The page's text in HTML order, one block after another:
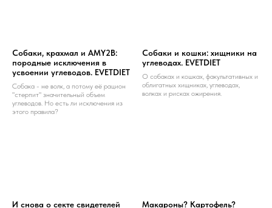
Собаки, крахмал и AMY2B:
породные исключения в
усвоении углеводов. EVETDIET
Собака - не волк, а потому её рацион
"стерпит" значительный объем
углеводов. Но есть ли исключения из
этого правила?
Собаки и кошки: хищники на
углеводах. EVETDIET
О собаках и кошках, факультативных и
облигатных хищниках, углеводах,
волках и рисках ожирения.
И снова о секте свидетелей
Макароны? Картофель?